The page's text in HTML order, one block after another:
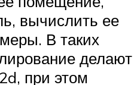
вычислить ее
В таких
делают
при этом